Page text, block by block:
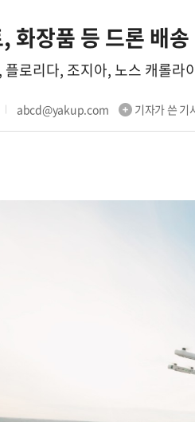
화장품 등 드론 배
플로리다, 조지아, 노스 캐롤라
abcd@yakup.com 기자가 쓴 기